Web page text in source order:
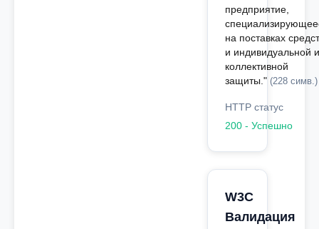
предприятие,
на поставках
и индивидуальной и
коллективной
защиты." (228 симв.)
HTTP статус
200 - Успешно
W3C
Валидация